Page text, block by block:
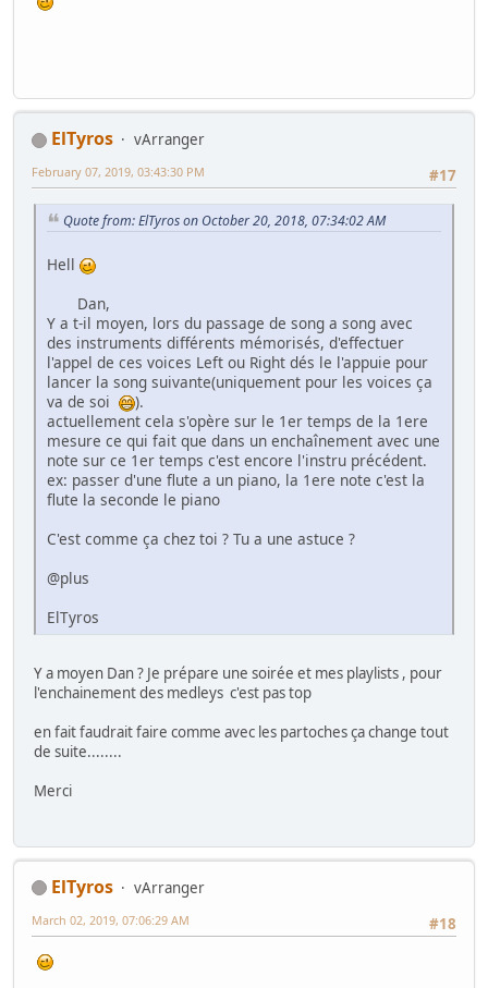
ElTyros
vArranger
#17
February 07, 2019, 03:43:30 PM
Quote from: ElTyros on October 20, 2018, 07:34:02 AM
Hell
Dan,
Y a t-il moyen, lors du passage de song a song avec
des instruments différents mémorisés, d'effectuer
l'appel de ces voices Left ou Right dés le l'appuie pour
lancer la song suivante(uniquement pour les voices ça
va de soi
).
actuellement cela s'opère sur le 1er temps de la 1ere
mesure ce qui fait que dans un enchaînement avec une
note sur ce 1er temps c'est encore l'instru précédent.
ex: passer d'une flute a un piano, la 1ere note c'est la
flute la seconde le piano
C'est comme ça chez toi ? Tu a une astuce ?
@plus
ElTyros
Y a moyen Dan ? Je prépare une soirée et mes playlists , pour
l'enchainement des medleys c'est pas top
en fait faudrait faire comme avec les partoches ça change tout
de suite........
Merci
ElTyros
vArranger
#18
March 02, 2019, 07:06:29 AM